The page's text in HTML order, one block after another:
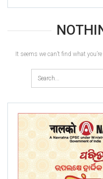
It seems we can’t find what